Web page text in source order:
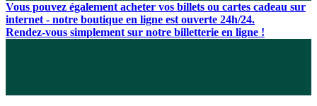
Vous pouvez également acheter vos billets ou cartes cadeau sur
internet - notre boutique en ligne est ouverte 24h/24.
Rendez-vous simplement sur notre billetterie en ligne !